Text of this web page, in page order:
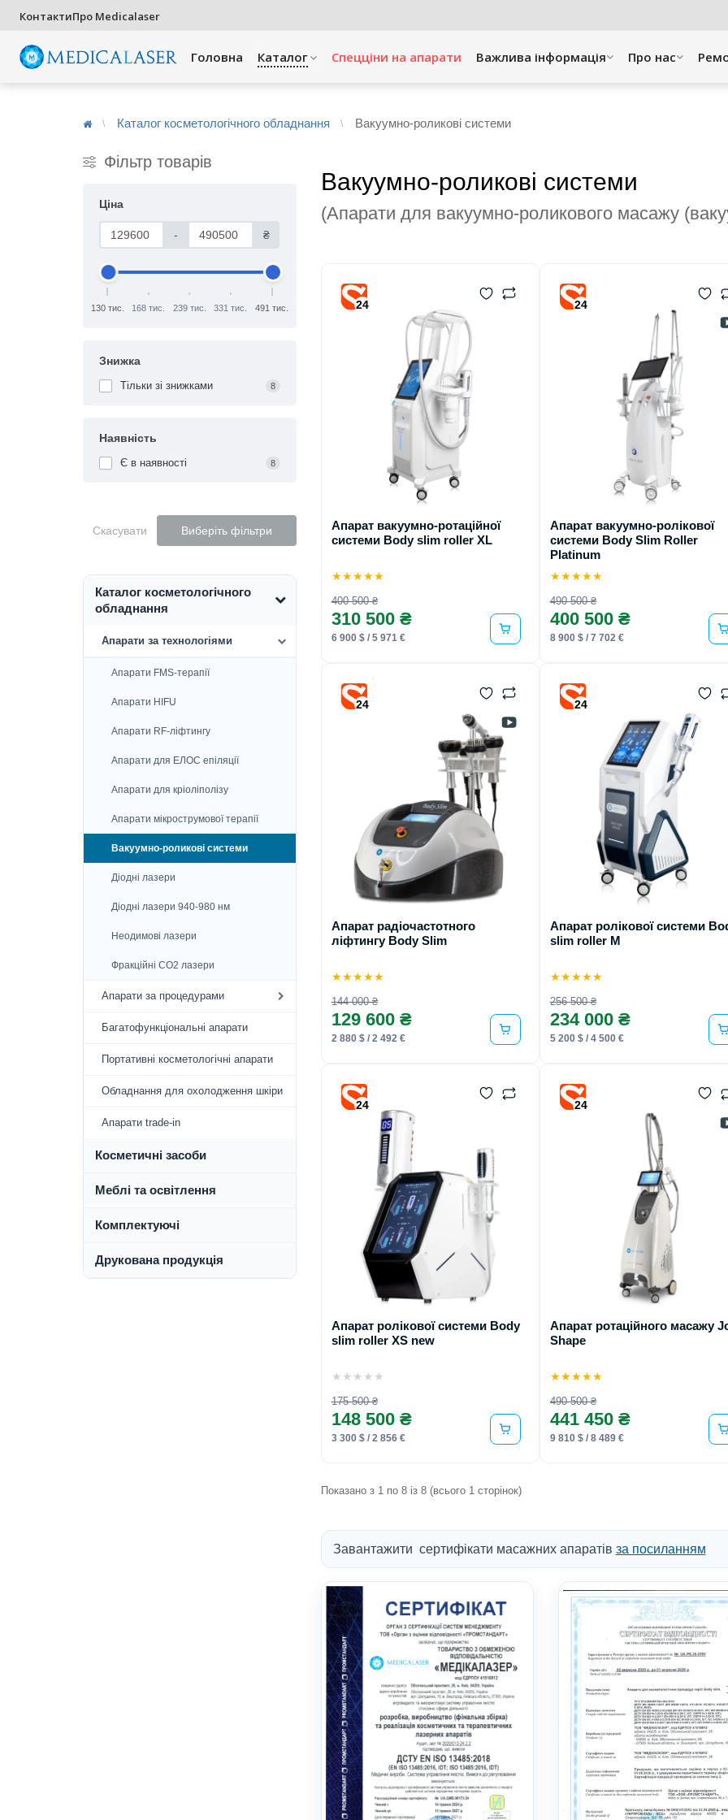
КонтактиПро Medicalaser
Головна Каталог Спецціни на апарати Важлива інформація Про нас
Каталог косметологічного обладнання Вакуумно-роликові системи
Фільтр товарів
Ціна
- ₴
130 тис. 168 тис. 239 тис. 331 тис. 491 тис.
Знижка
Тільки зі знижками 8
Наявність
Є в наявності 8
Скасувати Виберіть фільтри
Каталог косметологічного
обладнання
Апарати за технологіями
Апарати FMS-терапії
Апарати HIFU
Апарати RF-ліфтингу
Апарати для ЕЛОС епіляції
Апарати для кріоліполізу
Апарати мікрострумової терапії
Вакуумно-роликові системи
Діодні лазери
Діодні лазери 940-980 нм
Неодимові лазери
Фракційні СО2 лазери
Апарати за процедурами
Багатофункціональні апарати
Портативні косметологічні апарати
Обладнання для охолодження шкіри
Апарати trade-in
Косметичні засоби
Меблі та освітлення
Комплектуючі
Друкована продукція
Вакуумно-роликові системи
(Апарати для вакуумно-роликового масажу
24
Апарат вакуумно-ротаційної
системи Body slim roller XL
★★★★★
400 500 ₴
310 500 ₴
6 900 $ / 5 971 €
24
Апарат вакуумно-ролікової
системи Body Slim Roller
Platinum
★★★★★
490 500 ₴
400 500 ₴
8 900 $ / 7 702 €
24
Апарат радіочастотного
ліфтингу Body Slim
★★★★★
144 000 ₴
129 600 ₴
2 880 $ / 2 492 €
24
Апарат ролікової системи
slim roller M
★★★★★
256 500 ₴
234 000 ₴
5 200 $ / 4 500 €
24
Апарат ролікової системи Body
slim roller XS new
★ ★ ★ ★ ★
175 500 ₴
148 500 ₴
3 300 $ / 2 856 €
24
Апарат ротаційного масажу
Shape
★★★★★
490 500 ₴
441 450 ₴
9 810 $ / 8 489 €
Показано з 1 по 8 із 8 (всього 1 сторінок)
Завантажити сертифікати масажних апаратів за посиланням